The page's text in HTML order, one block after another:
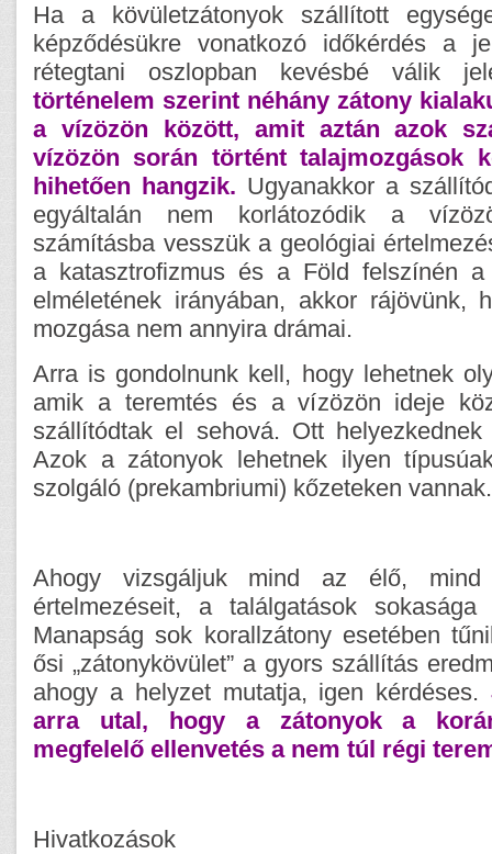
Ha a kövületzátonyok szállított
képződésükre vonatkozó időkérdés a
rétegtani oszlopban kevésbé válik
történelem szerint néhány zátony
a vízözön között, amit aztán azok
vízözön során történt talajmozgások
hihetően hangzik. Ugyanakkor a
egyáltalán nem korlátozódik a
számításba vesszük a geológiai
a katasztrofizmus és a Föld felszínén a
elméletének irányában, akkor rájövünk,
mozgása nem annyira drámai.
Arra is gondolnunk kell, hogy lehetnek
amik a teremtés és a vízözön ideje
szállítódtak el sehová. Ott
Azok a zátonyok lehetnek ilyen
szolgáló (prekambriumi) kőzeteken vannak.
Ahogy vizsgáljuk mind az élő, mind
értelmezéseit, a találgatások
Manapság sok korallzátony esetében
ősi „zátonykövület” a gyors szállítás
ahogy a helyzet mutatja, igen kérdéses.
arra utal, hogy a zátonyok a
megfelelő ellenvetés a nem túl régi
Hivatkozások